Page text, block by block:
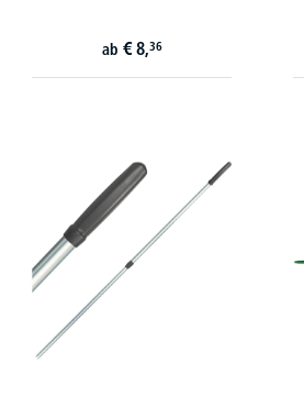
ab € 8,36